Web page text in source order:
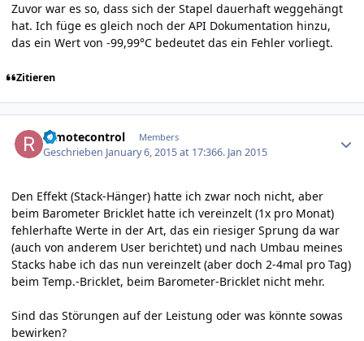
Zuvor war es so, dass sich der Stapel dauerhaft weggehängt
hat. Ich füge es gleich noch der API Dokumentation hinzu,
das ein Wert von -99,99°C bedeutet das ein Fehler vorliegt.
Zitieren
remotecontrol Members
Geschrieben January 6, 2015 at 17:366. Jan 2015
Den Effekt (Stack-Hänger) hatte ich zwar noch nicht, aber
beim Barometer Bricklet hatte ich vereinzelt (1x pro Monat)
fehlerhafte Werte in der Art, das ein riesiger Sprung da war
(auch von anderem User berichtet) und nach Umbau meines
Stacks habe ich das nun vereinzelt (aber doch 2-4mal pro Tag)
beim Temp.-Bricklet, beim Barometer-Bricklet nicht mehr.
Sind das Störungen auf der Leistung oder was könnte sowas
bewirken?